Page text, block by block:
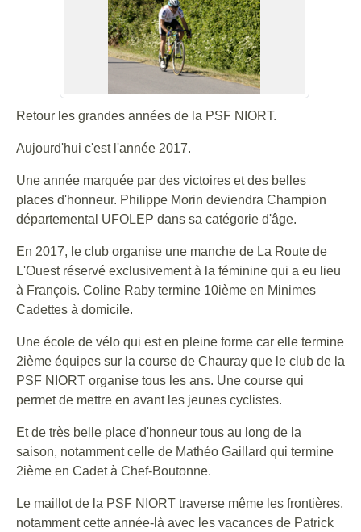
Retour les grandes années de la PSF NIORT.
Aujourd'hui c'est l'année 2017.
Une année marquée par des victoires et des belles
places d'honneur. Philippe Morin deviendra Champion
départemental UFOLEP dans sa catégorie d'âge.
En 2017, le club organise une manche de La Route de
L'Ouest réservé exclusivement à la féminine qui a eu lieu
à François. Coline Raby termine 10ième en Minimes
Cadettes à domicile.
Une école de vélo qui est en pleine forme car elle termine
2ième équipes sur la course de Chauray que le club de la
PSF NIORT organise tous les ans. Une course qui
permet de mettre en avant les jeunes cyclistes.
Et de très belle place d'honneur tous au long de la
saison, notamment celle de Mathéo Gaillard qui termine
2ième en Cadet à Chef-Boutonne.
Le maillot de la PSF NIORT traverse même les frontières,
notamment cette année-là avec les vacances de Patrick